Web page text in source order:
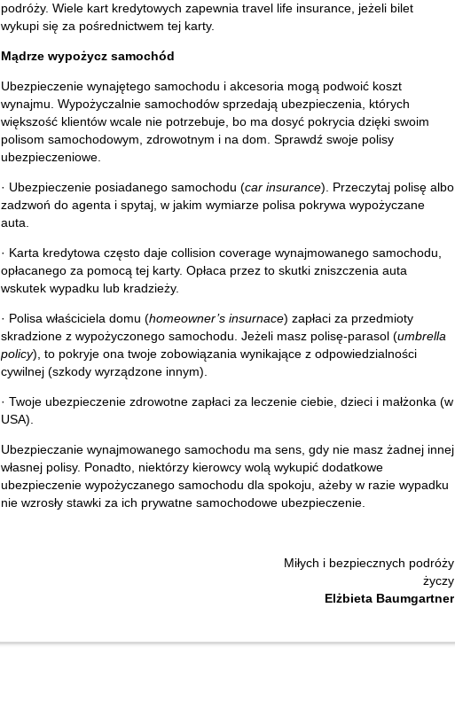
podróży. Wiele kart kredytowych zapewnia travel life insurance, jeżeli bilet
wykupi się za pośrednictwem tej karty.
Mądrze wypożycz samochód
Ubezpieczenie wynajętego samochodu i akcesoria mogą podwoić koszt
wynajmu. Wypożyczalnie samochodów sprzedają ubezpieczenia, których
większość klientów wcale nie potrzebuje, bo ma dosyć pokrycia dzięki swoim
polisom samochodowym, zdrowotnym i na dom. Sprawdź swoje polisy
ubezpieczeniowe.
· Ubezpieczenie posiadanego samochodu (car insurance). Przeczytaj polisę albo
zadzwoń do agenta i spytaj, w jakim wymiarze polisa pokrywa wypożyczane
auta.
· Karta kredytowa często daje collision coverage wynajmowanego samochodu,
opłacanego za pomocą tej karty. Opłaca przez to skutki zniszczenia auta
wskutek wypadku lub kradzieży.
· Polisa właściciela domu (homeowner’s insurnace) zapłaci za przedmioty
skradzione z wypożyczonego samochodu. Jeżeli masz polisę-parasol (umbrella
policy), to pokryje ona twoje zobowiązania wynikające z odpowiedzialności
cywilnej (szkody wyrządzone innym).
· Twoje ubezpieczenie zdrowotne zapłaci za leczenie ciebie, dzieci i małżonka (w
USA).
Ubezpieczanie wynajmowanego samochodu ma sens, gdy nie masz żadnej innej
własnej polisy. Ponadto, niektórzy kierowcy wolą wykupić dodatkowe
ubezpieczenie wypożyczanego samochodu dla spokoju, ażeby w razie wypadku
nie wzrosły stawki za ich prywatne samochodowe ubezpieczenie.
Miłych i bezpiecznych podróży
życzy
Elżbieta Baumgartner